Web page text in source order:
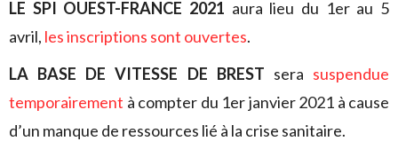
LE SPI OUEST-FRANCE 2021 aura lieu du 1er au 5
avril, les inscriptions sont ouvertes.
LA BASE DE VITESSE DE BREST sera suspendue
temporairement à compter du 1er janvier 2021 à cause
d’un manque de ressources lié à la crise sanitaire.